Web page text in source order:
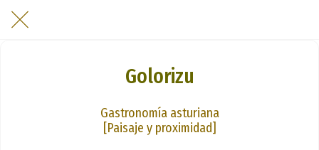
Golorizu
Gastronomía asturiana
[Paisaje y proximidad]